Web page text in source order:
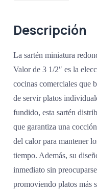
Descripción
La sartén miniatura
Valor de 3 1/2″ es la
cocinas comerciales que
de servir platos
fundido, esta sartén
que garantiza una
del calor para mantener
tiempo. Además, su
inmediato sin
promoviendo platos más